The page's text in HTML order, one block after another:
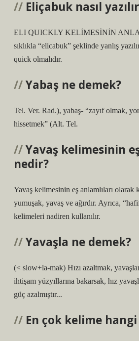
Eliçabuk nasıl
ELI QUICKLY KELİMESİNİN
sıklıkla “elicabuk” şeklinde yanlış
quick olmalıdır.
Yabaş ne demek?
Tel. Ver. Rad.), yabaş- “zayıf olmak,
hissetmek” (Alt. Tel.
Yavaş kelimesinin
nedir?
Yavaş kelimesinin eş anlamlıları
yumuşak, yavaş ve ağırdır. Ayrıca,
kelimeleri nadiren kullanılır.
Yavaşla ne demek?
(< slow+la-mak) Hızı azaltmak,
ihtişam yüzyıllarına bakarsak, hız
güç azalmıştır...
En çok kelime